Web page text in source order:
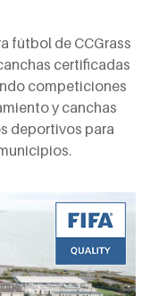
fútbol de CCGrass
certificadas
competiciones
y canchas
deportivos para